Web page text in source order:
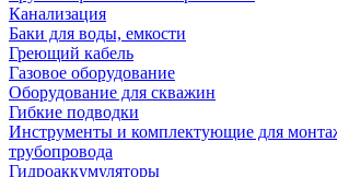
Канализация
Баки для воды, емкости
Греющий кабель
Газовое оборудование
Оборудование для скважин
Гибкие подводки
Инструменты и комплектующие для
трубопровода
Гидроаккумуляторы